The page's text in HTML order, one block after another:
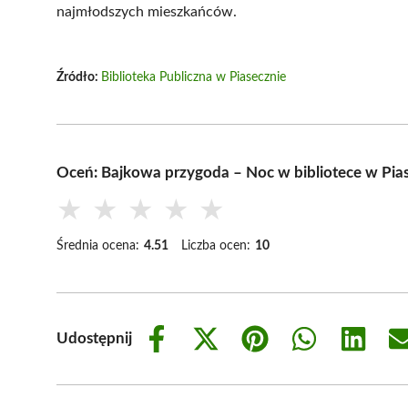
najmłodszych mieszkańców.
Źródło: Biblioteka Publiczna w Piasecznie
Oceń: Bajkowa przygoda – Noc w bibliotece w
★ ★ ★ ★ ★
Średnia ocena: 4.51 Liczba ocen: 10
Udostępnij
Share
Share
(Twitter)
Share
Share
Share